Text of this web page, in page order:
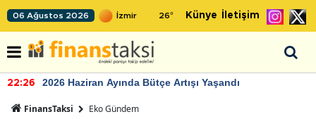
06 Ağustos 2026 26° Künye İletişim
22:26 2026 Haziran Ayında Bütçe Artışı Yaşandı
FinansTaksi Eko Gündem